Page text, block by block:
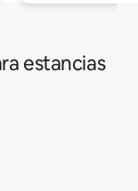
estancias